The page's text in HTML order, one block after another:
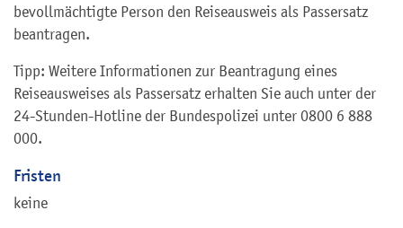
bevollmächtigte Person den Reiseausweis als Passersatz
beantragen.
Tipp: Weitere Informationen zur Beantragung eines
Reiseausweises als Passersatz erhalten Sie auch unter der
24-Stunden-Hotline der Bundespolizei unter 0800 6 888
000.
Fristen
keine